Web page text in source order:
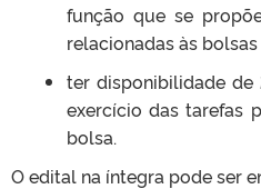
função que se
relacionadas às
ter disponibilidade de
exercício das tarefas
bolsa.
O edital na íntegra pode ser